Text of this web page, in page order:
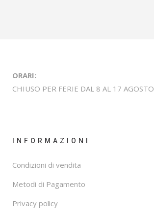
ORARI:
CHIUSO PER FERIE DAL 8 AL 17 AGOSTO
INFORMAZIONI
Condizioni di vendita
Metodi di Pagamento
Privacy policy